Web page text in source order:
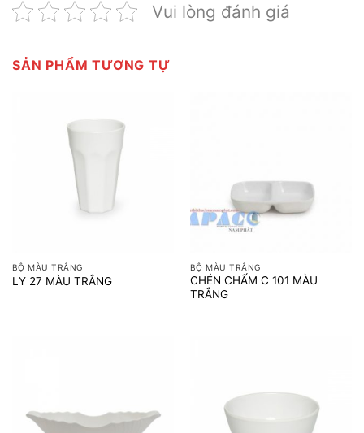
Vui lòng đánh giá
SẢN PHẨM TƯƠNG TỰ
BỘ MÀU TRẮNG
LY 27 MÀU TRẮNG
BỘ MÀU TRẮNG
CHÉN CHẤM C 101 MÀU
TRẮNG